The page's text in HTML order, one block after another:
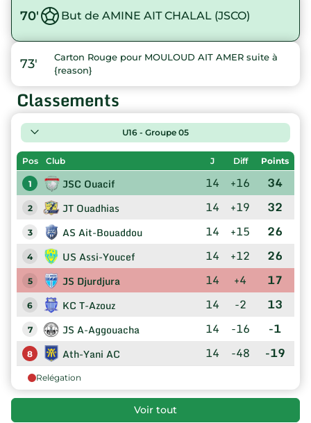
70' But de AMINE AIT CHALAL (JSCO)
73'
Carton Rouge pour MOULOUD AIT AMER suite à
{reason}
Classements
U16 - Groupe 05
Pos Club J Diff Points
1 JSC Ouacif 14 +16 34
2 JT Ouadhias 14 +19 32
3 AS Ait-Bouaddou 14 +15 26
4 US Assi-Youcef 14 +12 26
5 JS Djurdjura 14 +4 17
6 KC T-Azouz 14 -2 13
7 JS A-Aggouacha 14 -16 -1
8 Ath-Yani AC 14 -48 -19
Relégation
Voir tout